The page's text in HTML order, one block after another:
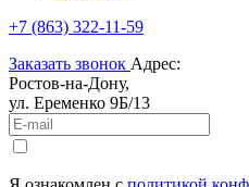
+7 (863) 322-11-59
Заказать звонок Адрес:
Ростов-на-Дону,
ул. Еременко 9Б/13